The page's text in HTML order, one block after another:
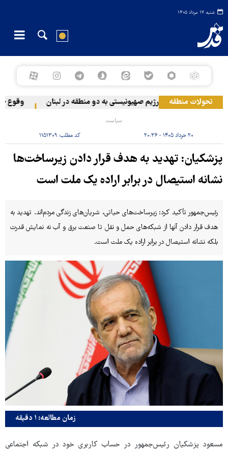
شنبه ۱۷ مرداد ۱۴۰۵
تحولات منطقهحمله رژیم صهیونیستی به دو منطقه در لبنان وقوع
سیاست
۲۰ خرداد ۱۴۰۵ - ۲۰:۳۶ کد مطلب:۱۱۵۱۳۰۹
پزشکیان: تهدید به هدف قرار دادن زیرساخت‌ها
نشانه استیصال در برابر اراده یک ملت است
رئیس‌جمهور تأکید کرد: زیرساخت‌های حیاتی، شریان‌های زندگی مردم‌اند. تهدید به
هدف قرار دادن آنها از شبکه‌های حمل و نقل تا صنعت برق و آب نه نمایش قدرت
بلکه نشانه استیصال در برابر اراده یک ملت است.
زمان مطالعه: ۱ دقیقه
مسعود پزشکیان رئیس‌جمهور در حساب کاربری خود در شبکه اجتماعی